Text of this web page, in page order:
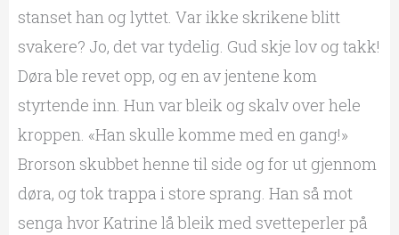
stanset han og lyttet. Var ikke skrikene blitt
svakere? Jo, det var tydelig. Gud skje lov og takk!
Døra ble revet opp, og en av jentene kom
styrtende inn. Hun var bleik og skalv over hele
kroppen. «Han skulle komme med en gang!»
Brorson skubbet henne til side og for ut gjennom
døra, og tok trappa i store sprang. Han så mot
senga hvor Katrine lå bleik med svetteperler på